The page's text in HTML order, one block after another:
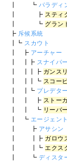
┃ ┗ パラディ
┃ ┣ スティ
┃ ┗ グラン
┣ 斥候系統
┃┗ スカウト
┃ ┣ アーチャー
┃ ┃┣ スナイパー
┃ ┃┃┣ ガンス
┃ ┃┃┗ スコー
┃ ┃┗ プレデター
┃ ┃ ┣ ストー
┃ ┃ ┗ リーバ
┃ ┗ エージェント
┃ ┣ アサシン
┃ ┃┣ ガロウ
┃ ┃┗エクス
┃ ┗ ディスタ